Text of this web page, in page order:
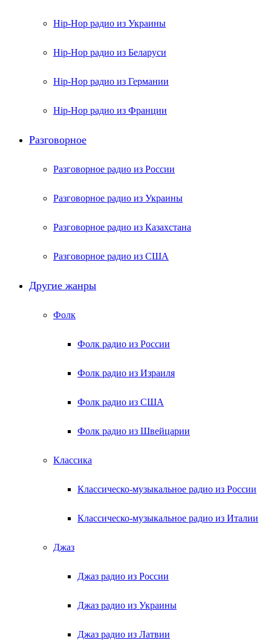
Hip-Hop радио из Украины
Hip-Hop радио из Беларуси
Hip-Hop радио из Германии
Hip-Hop радио из Франции
Разговорное
Разговорное радио из России
Разговорное радио из Украины
Разговорное радио из Казахстана
Разговорное радио из США
Другие жанры
Фолк
Фолк радио из России
Фолк радио из Израиля
Фолк радио из США
Фолк радио из Швейцарии
Классика
Классическо-музыкальное радио из России
Классическо-музыкальное радио из Италии
Джаз
Джаз радио из России
Джаз радио из Украины
Джаз радио из Латвии